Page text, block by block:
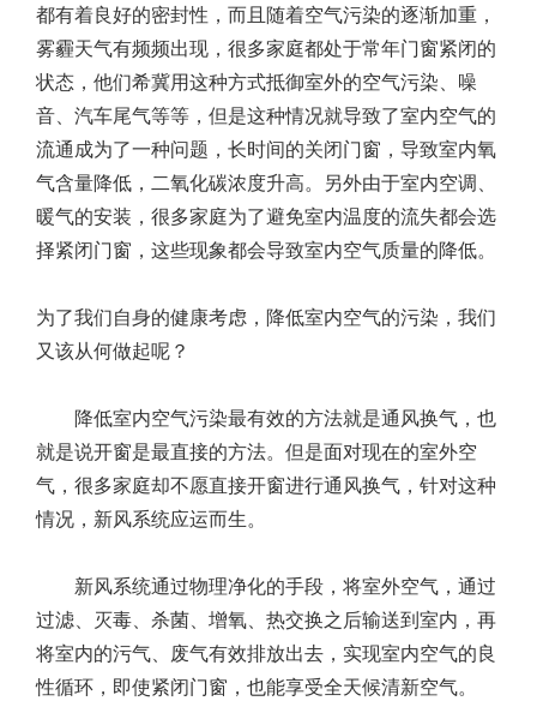
都有着良好的密封性，而且随着空气污染的逐渐加重，
雾霾天气有频频出现，很多家庭都处于常年门窗紧闭的
状态，他们希冀用这种方式抵御室外的空气污染、噪
音、汽车尾气等等，但是这种情况就导致了室内空气的
流通成为了一种问题，长时间的关闭门窗，导致室内氧
气含量降低，二氧化碳浓度升高。另外由于室内空调、
暖气的安装，很多家庭为了避免室内温度的流失都会选
择紧闭门窗，这些现象都会导致室内空气质量的降低。
为了我们自身的健康考虑，降低室内空气的污染，我们
又该从何做起呢？
降低室内空气污染最有效的方法就是通风换气，也
就是说开窗是最直接的方法。但是面对现在的室外空
气，很多家庭却不愿直接开窗进行通风换气，针对这种
情况，新风系统应运而生。
新风系统通过物理净化的手段，将室外空气，通过
过滤、灭毒、杀菌、增氧、热交换之后输送到室内，再
将室内的污气、废气有效排放出去，实现室内空气的良
性循环，即使紧闭门窗，也能享受全天候清新空气。